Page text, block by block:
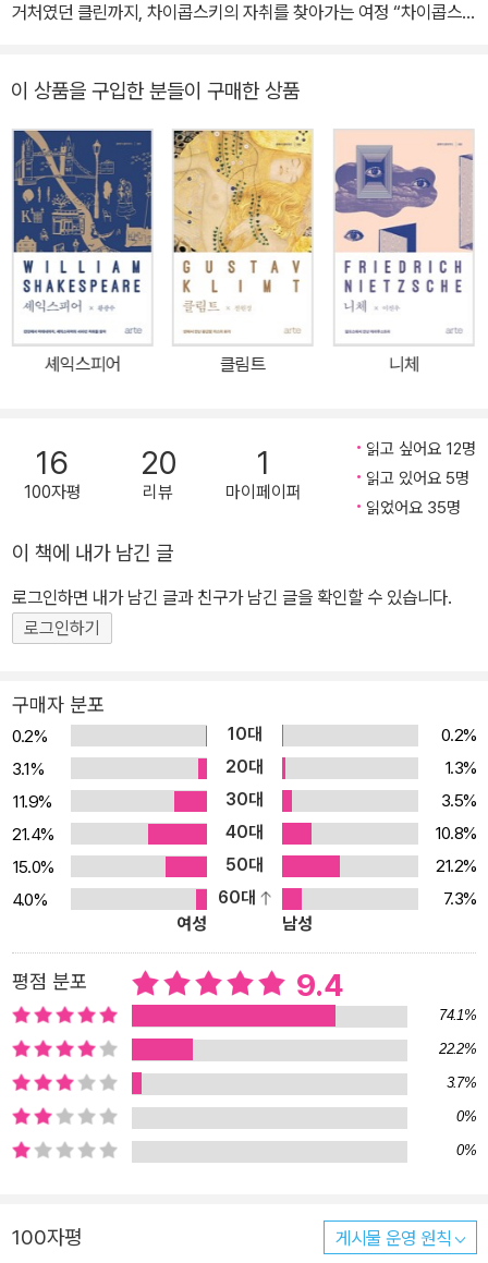
거처였던 클린까지, 차이콥스키의 자취를 찾아가는 여정 “차이콥스
네긴', '스페이드의 여왕', 발레 '백조의 호수', '잠자는 숲속의 미녀', '호
두까기 인형' 같은 무대 음악을 비롯하여 '피아노 협주곡 제1번', '바이
올린 협주곡', '교향곡 제6번 ‘비창’', '현악사중주 제1번'의 ‘안단테 칸
타빌레’ 등으로 널리 알려진 차이콥스키는 러시아인이라는 정체성을
그대로 간직하면서도 그것에 갇히지 않고 국제적인 음악 언어로 자기
만의 고유한 선율을 창조했다. 19세기 차이콥스키의 시대에 러시아
음악이나 문학은 크게 친서구주의와 민족주의 진영으로 나누어져 있
었다. 차이콥스키는 안톤 루빈시테인 같은 친서구주의 음악가로부터
교육을 받았으면서도 민족주의 진영으로부터도 충분히 ‘러시아적’이
라고 인정받았다. 그의 이런 양면성은 그때까지 변방에 머물러 있던
나란히 하게 만든 원동력이 되었다. 그는 자신의 음악에서 러시아적
인 요소가 나타나는 것은 자신이 한적한 지역에서 자랐고, 아주 어린
시절부터 순수 러시아 민속음악이 주는 말로 표현하기 어려운 마력에
마니노프는 자신의 음악적 멘토로 여겼고, 현대 소련을 대표하는 작
곡가 드미트리 쇼스타코비치는 “차이콥스키의 음악과 철학은 내 의
식에 지울 수 없는 인상을 남겨 놓았다”라며 존경을 표했다. 음악 칼
교수로 몸담으면서 자신의 전성기를 예비한 모스크바, 불행한 결혼의
상처를 씻어 내는 가운데 유명한 '바이올린 협주곡'을 쓴 클라랑스, 주
요 오페라와 발레 작품이 상연된 상트페테르부르크 등을 거쳐, 지상
의 마지막 거처였던 클린까지 그의 작품을 탄생시킨 공간을 두루 찾
아갔다. 무엇보다도 차이콥스키가 자주 찾아 휴식과 작곡을 했던 우
크라이나 일대는 그의 음악에 흐르는 러시아적 정서와 낭만이 어디에
서 연원하는지를 짐작하게 한다. 저자는 차이콥스키가 우리가 잘 아
는 인물 같지만 사실은 여전히 잘 모르는 노천 광산 같은 거장이라고
보았다. 그의 작품 중 '바이올린 협주곡', '피아노 협주곡 제1번', 후기
교향곡, '백조의 호수', '호두까기 인형' 같은 것은 많이 연주되지만 저
자는 그런 잘 알려진 걸작보다는 '체레비츠키', '오를레앙의 처녀', '마
제파', '이올란타', '피아노 협주곡 제2번' 같은 숨은 걸작에 좀 더 주목
했다. 저자의 안내에 따라 우리는 차이콥스키의 보물 창고에 한층 친
숙하게 다가가는 한편, 몹시 예민하면서도 가족과 친구에게 다정다감
하고 쉼 없이 여행하면서도 오로지 작곡밖에 몰랐던 한 러시아 사내
이 상품을 구입한 분들이 구매한 상품
셰익스피어 클림트 니체
16
100자평
20
리뷰
1
마이페이퍼
읽고 싶어요 12명
읽고 있어요 5명
읽었어요 35명
이 책에 내가 남긴 글
로그인하면 내가 남긴 글과 친구가 남긴 글을 확인할 수 있습니다.
로그인하기
구매자 분포
0.2% 10대
0.2%
3.1%
20대
1.3%
11.9%
30대
3.5%
21.4%
40대
10.8%
15.0%
50대
21.2%
4.0%
60대
7.3%
여성
남성
평점 분포 9.4
74.1%
22.2%
3.7%
0%
0%
100자평 게시물 운영 원칙